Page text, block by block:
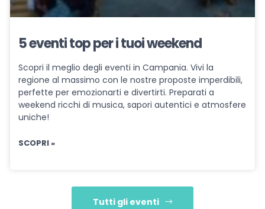
5 eventi top per i tuoi weekend
Scopri il meglio degli eventi in Campania. Vivi la
regione al massimo con le nostre proposte imperdibili,
perfette per emozionarti e divertirti. Preparati a
weekend ricchi di musica, sapori autentici e atmosfere
uniche!
SCOPRI »
Tutti gli eventi